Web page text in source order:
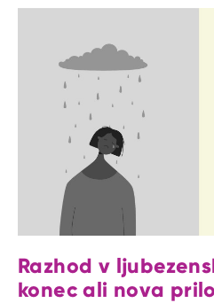
Razhod v
konec ali nova